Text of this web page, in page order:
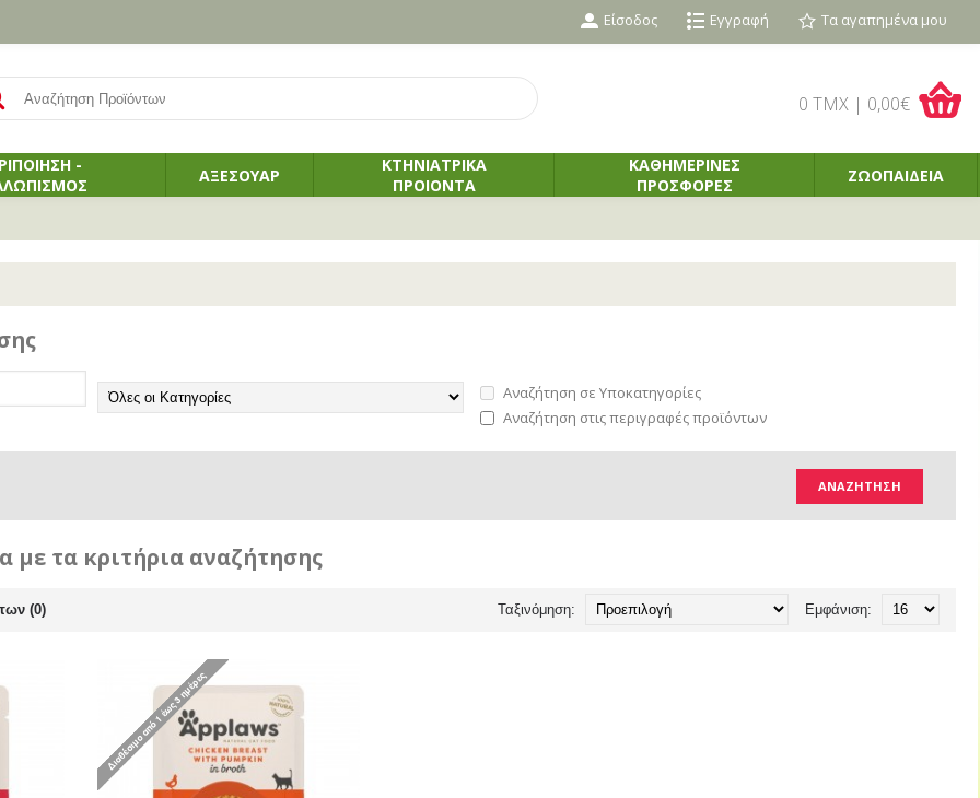
Είσοδος Εγγραφή Τα αγαπημένα μου
0 TMX | 0,00€
-
ΑΞΕΣΟΥΑΡ
ΚΤΗΝΙΑΤΡΙΚΑ
ΠΡΟΙΟΝΤΑ
ΚΑΘΗΜΕΡΙΝΕΣ
ΠΡΟΣΦΟΡΕΣ
ΖΩΟΠΑΙΔΕΙΑ
Αναζήτηση σε Υποκατηγορίες
Αναζήτηση στις περιγραφές προϊόντων
με τα κριτήρια αναζήτησης
(0) Εμφάνιση:
Ταξινόμηση: